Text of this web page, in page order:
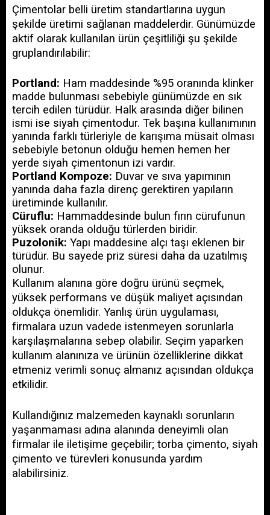
Çimentolar belli üretim standartlarına uygun
şekilde üretimi sağlanan maddelerdir. Günümüzde
aktif olarak kullanılan ürün çeşitliliği şu şekilde
gruplandırılabilir:
Portland: Ham maddesinde %95 oranında klinker
madde bulunması sebebiyle günümüzde en sık
tercih edilen türüdür. Halk arasında diğer bilinen
ismi ise siyah çimentodur. Tek başına kullanımının
yanında farklı türleriyle de karışıma müsait olması
sebebiyle betonun olduğu hemen hemen her
yerde siyah çimentonun izi vardır.
Portland Kompoze: Duvar ve sıva yapımının
yanında daha fazla direnç gerektiren yapıların
üretiminde kullanılır.
Cüruflu: Hammaddesinde bulun fırın cürufunun
yüksek oranda olduğu türlerden biridir.
Puzolonik: Yapı maddesine alçı taşı eklenen bir
türüdür. Bu sayede priz süresi daha da uzatılmış
olunur.
Kullanım alanına göre doğru ürünü seçmek,
yüksek performans ve düşük maliyet açısından
oldukça önemlidir. Yanlış ürün uygulaması,
firmalara uzun vadede istenmeyen sorunlarla
karşılaşmalarına sebep olabilir. Seçim yaparken
kullanım alanınıza ve ürünün özelliklerine dikkat
etmeniz verimli sonuç almanız açısından oldukça
etkilidir.
Kullandığınız malzemeden kaynaklı sorunların
yaşanmaması adına alanında deneyimli olan
firmalar ile iletişime geçebilir; torba çimento, siyah
çimento ve türevleri konusunda yardım
alabilirsiniz.